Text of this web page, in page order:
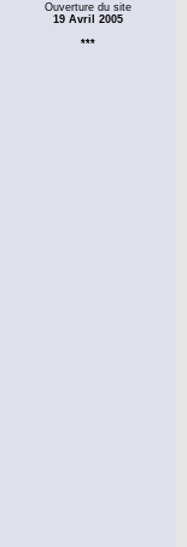
Ouverture du site
19 Avril 2005
***